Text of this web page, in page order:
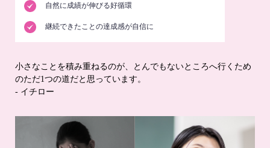
自然に成績が伸びる好循環
継続できたことの達成感が自信に
小さなことを積み重ねるのが、とんでもないところへ行くため
のただ1つの道だと思っています。
- イチロー